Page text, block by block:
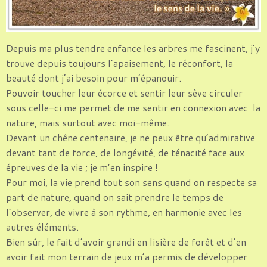
Depuis ma plus tendre enfance les arbres me fascinent, j’y
trouve depuis toujours l’apaisement, le réconfort, la
beauté dont j’ai besoin pour m’épanouir.
Pouvoir toucher leur écorce et sentir leur sève circuler
sous celle-ci me permet de me sentir en connexion avec la
nature, mais surtout avec moi-même.
Devant un chêne centenaire, je ne peux être qu’admirative
devant tant de force, de longévité, de ténacité face aux
épreuves de la vie ; je m’en inspire !
Pour moi, la vie prend tout son sens quand on respecte sa
part de nature, quand on sait prendre le temps de
l’observer, de vivre à son rythme, en harmonie avec les
autres éléments.
Bien sûr, le fait d’avoir grandi en lisière de forêt et d’en
avoir fait mon terrain de jeux m’a permis de développer